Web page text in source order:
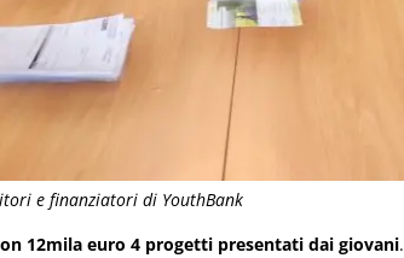
e finanziatori di YouthBank
12mila euro 4 progetti presentati dai giovani.